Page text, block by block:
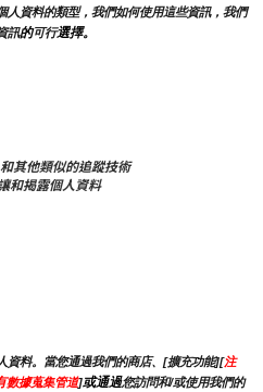
人資料的類型，我們如何使用這些資訊，我們
訊的可行選擇。
其他類似的追蹤技術
和揭露個人資料
資料。當您通過我們的商店、[擴充功能][注
數據蒐集管道]或通過您訪問和/或使用我們的